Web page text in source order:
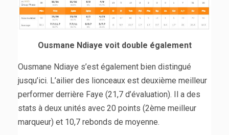
Ousmane Ndiaye voit double également
Ousmane Ndiaye s’est également bien distingué
jusqu’ici. L’ailier des lionceaux est deuxième meilleur
performer derrière Faye (21,7 d’évaluation). Il a des
stats à deux unités avec 20 points (2ème meilleur
marqueur) et 10,7 rebonds de moyenne.